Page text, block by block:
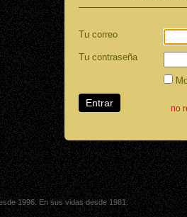
Tu correo
Tu contraseña
no
1996. En sus vidas desde 1981.